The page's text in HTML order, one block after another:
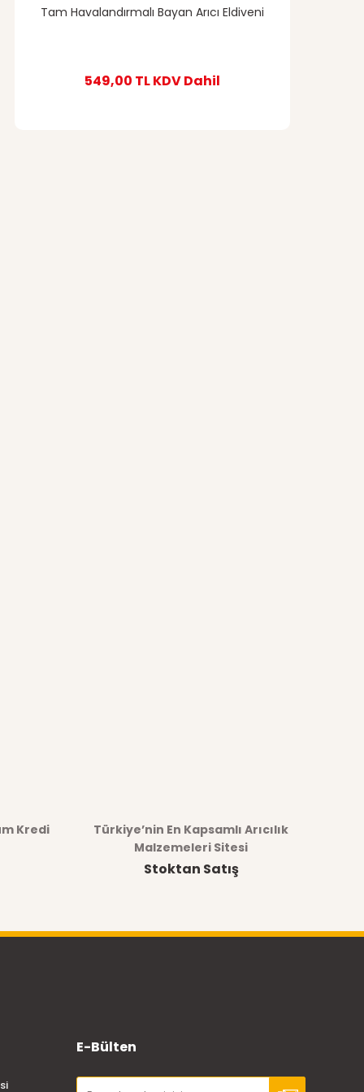
Tam Havalandırmalı Bayan Arıcı Eldiveni
549,00 TLKDV Dahil
Kredi
Türkiye’nin En Kapsamlı Arıcılık
Malzemeleri Sitesi
Stoktan Satış
E-Bülten